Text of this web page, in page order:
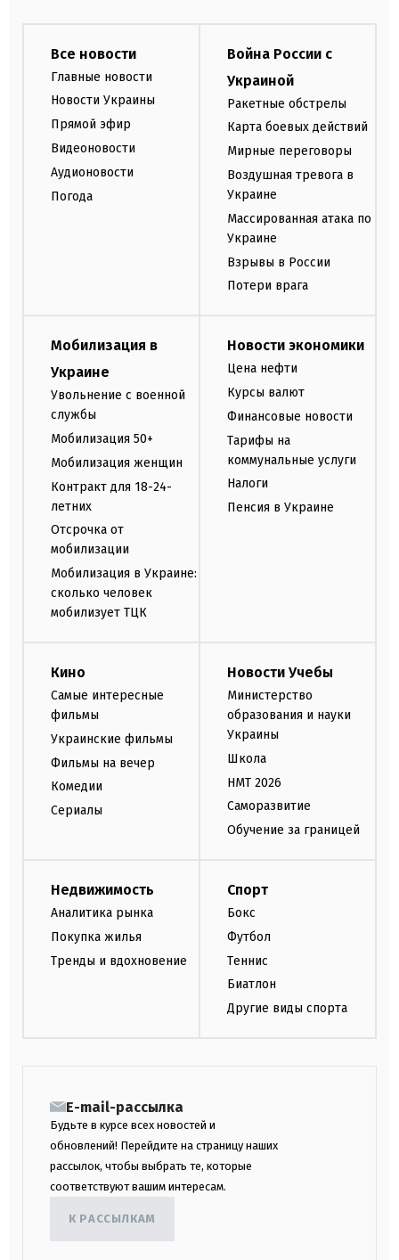
Все новости
Главные новости
Новости Украины
Прямой эфир
Видеоновости
Аудионовости
Погода
Война России с
Украиной
Ракетные обстрелы
Карта боевых действий
Мирные переговоры
Воздушная тревога в
Украине
Массированная атака по
Украине
Взрывы в России
Потери врага
Мобилизация в
Украине
Увольнение с военной
службы
Мобилизация 50+
Мобилизация женщин
Контракт для 18-24-
летних
Отсрочка от
мобилизации
Мобилизация в Украине:
сколько человек
мобилизует ТЦК
Новости экономики
Цена нефти
Курсы валют
Финансовые новости
Тарифы на
коммунальные услуги
Налоги
Пенсия в Украине
Кино
Самые интересные
фильмы
Украинские фильмы
Фильмы на вечер
Комедии
Сериалы
Новости Учебы
Министерство
образования и науки
Украины
Школа
НМТ 2026
Саморазвитие
Обучение за границей
Недвижимость
Аналитика рынка
Покупка жилья
Тренды и вдохновение
Спорт
Бокс
Футбол
Теннис
Биатлон
Другие виды спорта
E-mail-рассылка
Будьте в курсе всех новостей и
обновлений! Перейдите на страницу наших
рассылок, чтобы выбрать те, которые
соответствуют вашим интересам.
К РАССЫЛКАМ